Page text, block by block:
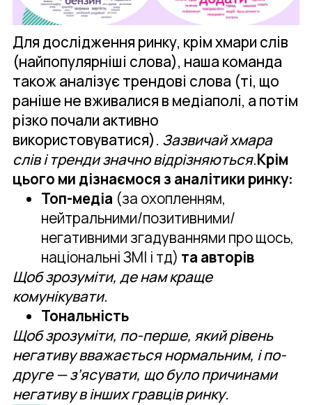
Для дослідження ринку, крім хмари слів
(найпопулярніші слова), наша команда
також аналізує трендові слова (ті, що
раніше не вживалися в медіаполі, а потім
різко почали активно
використовуватися). Зазвичай хмара
слів і тренди значно відрізняються.Крім
цього ми дізнаємося з аналітики ринку:
Топ-медіа (за охопленням,
нейтральними/позитивними/
негативними згадуваннями про щось,
національні ЗМІ і тд) та авторів
Щоб зрозуміти, де нам краще
комунікувати.
Тональність
Щоб зрозуміти, по-перше, який рівень
негативу вважається нормальним, і по-
друге — з’ясувати, що було причинами
негативу в інших гравців ринку.